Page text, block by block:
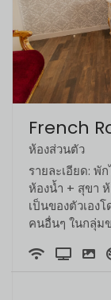
French
ห้องส่วนตัว
รายละเอียด: พั
ห้องน้ำ + สุขา
เป็นของตัวเอง
คนอื่นๆ ในกลุ่ม